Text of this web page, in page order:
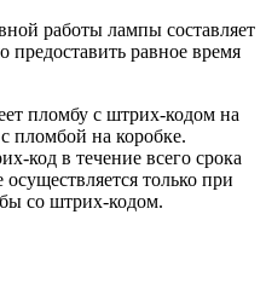
работы лампы составляет
предоставить равное время
пломбу с штрих-кодом на
пломбой на коробке.
код в течение всего срока
только при
со штрих-кодом.